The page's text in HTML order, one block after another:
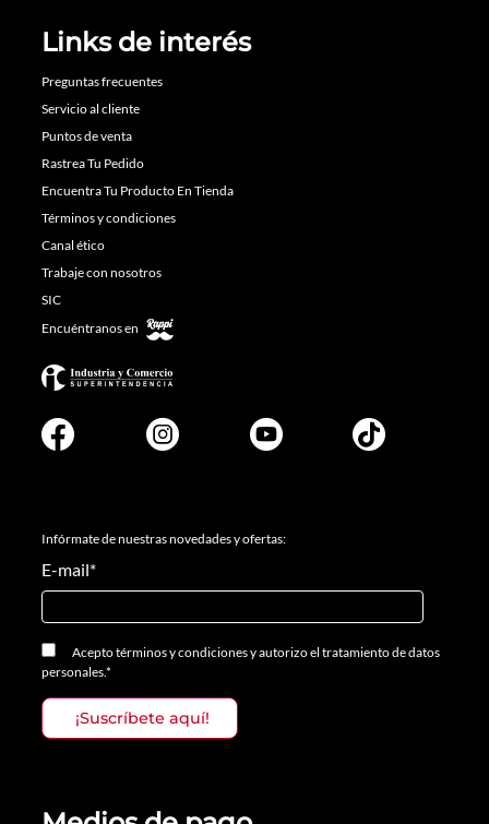
Links de interés
Preguntas frecuentes
Servicio al cliente
Puntos de venta
Rastrea Tu Pedido
Encuentra Tu Producto En Tienda
Términos y condiciones
Canal ético
Trabaje con nosotros
SIC
Encuéntranos en
Infórmate de nuestras novedades y ofertas:
E-mail*
Aceptotérminos y condicionesyautorizo el tratamiento de datos
personales.*